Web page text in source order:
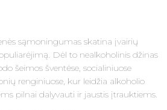
sąmoningumas skatina įvairių
Dėl to nealkoholinis džinas
šeimos šventėse, socialiniuose
renginiuose, kur leidžia alkoholio
pilnai dalyvauti ir jaustis įtrauktiems.